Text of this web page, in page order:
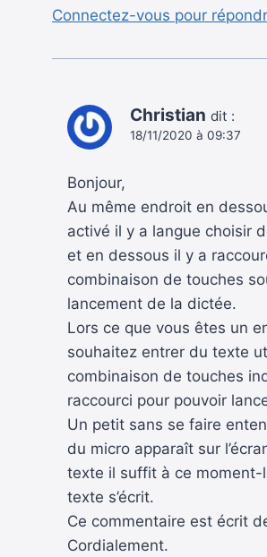
Connectez-vous pour
Christian dit :
18/11/2020 à 09:37
Bonjour,
Au même endroit en
activé il y a langue choisir
et en dessous il y a
combinaison de touches
lancement de la dictée.
Lors ce que vous êtes un
souhaitez entrer du texte
combinaison de touches
raccourci pour pouvoir
Un petit sans se faire
du micro apparaît sur
texte il suffit à ce moment-
texte s’écrit.
Ce commentaire est écrit
Cordialement.